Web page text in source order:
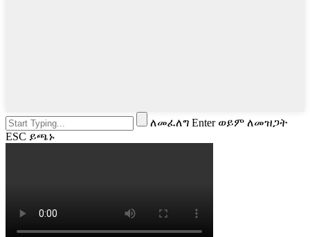
ለመፈለግ Enter ወይም ለመዝጋት
ESC ይጫኑ